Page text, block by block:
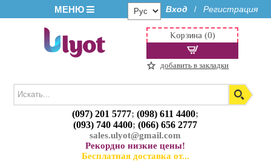
МЕНЮ Вход / Регистрация
(097) 201 5777;(098) 611 4400;
(093) 740 4400;(066) 656 2777
sales.ulyot@gmail.com
Рекордно низкие цены!
Бесплатная доставка от...
Корзина (0)
добавить в закладки